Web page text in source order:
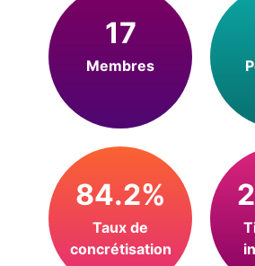
17
Membres
84.2%
Taux de
concrétisation